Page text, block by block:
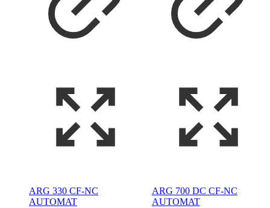
ARG 330 CF-NC
AUTOMAT
ARG 700 DC CF-NC
AUTOMAT